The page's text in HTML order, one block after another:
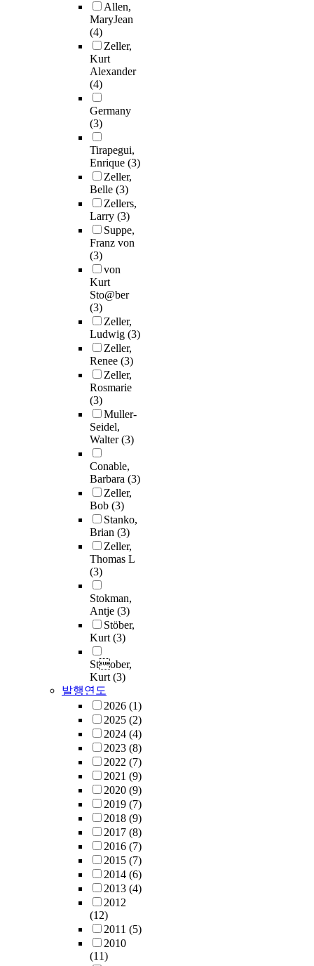
Allen,
MaryJean
(4)
Zeller,
Kurt
Alexander
(4)
Germany
(3)
Tirapegui,
Enrique (3)
Zeller,
Belle (3)
Zellers,
Larry (3)
Suppe,
Franz von
(3)
von
Kurt
Sto@ber
(3)
Zeller,
Ludwig (3)
Zeller,
Renee (3)
Zeller,
Rosmarie
(3)
Muller-
Seidel,
Walter(3)
Conable,
Barbara (3)
Zeller,
Bob (3)
Stanko,
Brian (3)
Zeller,
Thomas L
(3)
Stokman,
Antje (3)
Stöber,
Kurt(3)
Stober,
Kurt(3)
발행연도
2026 (1)
2025 (2)
2024 (4)
2023 (8)
2022 (7)
2021 (9)
2020 (9)
2019 (7)
2018 (9)
2017 (8)
2016 (7)
2015 (7)
2014 (6)
2013 (4)
2012
(12)
2011 (5)
2010
(11)